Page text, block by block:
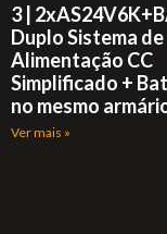
3 |
Duplo Sistema de
Alimentação CC
Simplificado +
no mesmo
Ver mais »